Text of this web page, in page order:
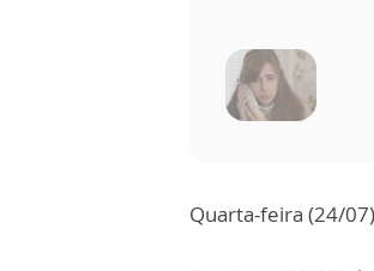
Quarta-feira (24/